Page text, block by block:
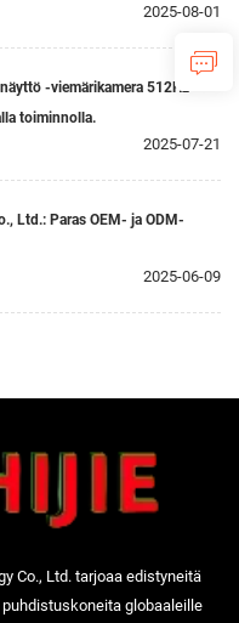
2025-08-01
-viemärikamera 512Hz
toiminnolla.
2025-07-21
Ltd.: Paras OEM- ja ODM-
2025-06-09
Co., Ltd. tarjoaa edistyneitä
globaaleille